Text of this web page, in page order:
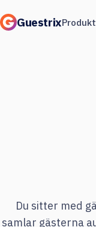
GuestrixProdukt
Du sitter med
samlar gästerna